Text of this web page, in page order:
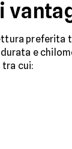
preferita
e
tra cui: